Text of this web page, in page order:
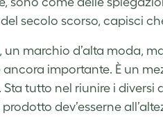
secolo scorso, capisci
, un marchio d’alta moda,
importante. È un
tutto nel riunire i diversi
dev’esserne